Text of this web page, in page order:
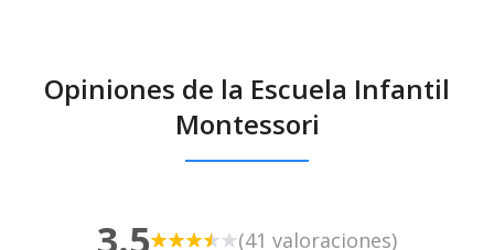
Opiniones de la Escuela Infantil
Montessori
(41 valoraciones)